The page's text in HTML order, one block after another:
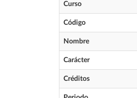
Curso
Código
Nombre
Carácter
Créditos